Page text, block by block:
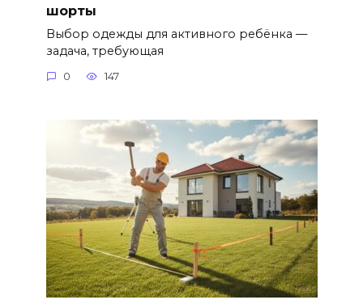
шорты
Выбор одежды для активного ребёнка —
задача, требующая
0 147